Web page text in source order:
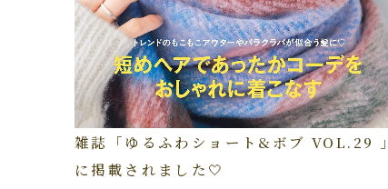
雑誌「ゆるふわショート&ボブ VOL.29 」
に掲載されました🤍